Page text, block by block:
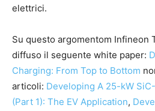
elettrici.
Su questo argomentom Infineon
diffuso il seguente white paper:
Charging: From Top to Bottom
articoli: Developing A 25-kW
(Part 1): The EV Application,